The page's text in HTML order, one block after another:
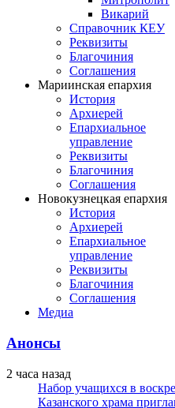
Викарий
Справочник КЕУ
Реквизиты
Благочиния
Соглашения
Мариинская епархия
История
Архиерей
Епархиальное
управление
Реквизиты
Благочиния
Соглашения
Новокузнецкая епархия
История
Архиерей
Епархиальное
управление
Реквизиты
Благочиния
Соглашения
Медиа
Анонсы
2 часа назад
Набор учащихся в
Казанского храма